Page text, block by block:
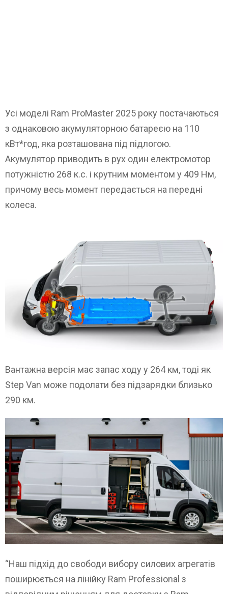
Усі моделі Ram ProMaster 2025 року постачаються
з однаковою акумуляторною батареєю на 110
кВт*год, яка розташована під підлогою.
Акумулятор приводить в рух один електромотор
потужністю 268 к.с. і крутним моментом у 409 Нм,
причому весь момент передається на передні
колеса.
Вантажна версія має запас ходу у 264 км, тоді як
Step Van може подолати без підзарядки близько
290 км.
“Наш підхід до свободи вибору силових агрегатів
поширюється на лінійку Ram Professional з